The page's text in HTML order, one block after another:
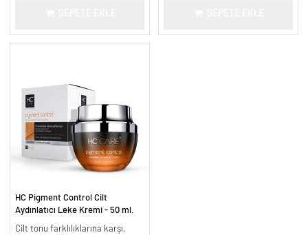
HC Pigment Control Cilt
Aydınlatıcı Leke Kremi - 50 ml.
Cilt tonu farklılıklarına karşı,